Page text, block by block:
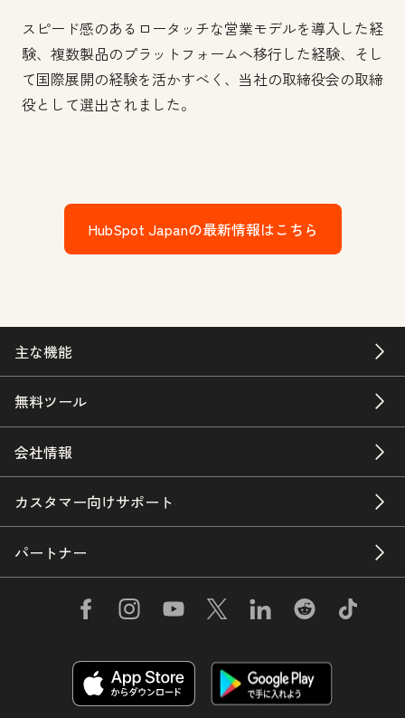
スピード感のあるロータッチな営業モデルを導入した経
験、複数製品のプラットフォームへ移行した経験、そし
て国際展開の経験を活かすべく、当社の取締役会の取締
役として選出されました。
HubSpot Japanの最新情報はこちら
主な機能
無料ツール
会社情報
カスタマー向けサポート
パートナー